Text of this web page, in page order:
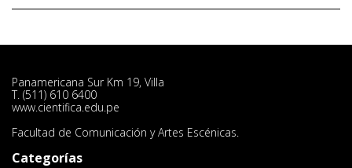
Panamericana Sur Km 19, Villa
T. (511) 610 6400
www.cientifica.edu.pe
Facultad de Comunicación y Artes Escénicas.
Categorías